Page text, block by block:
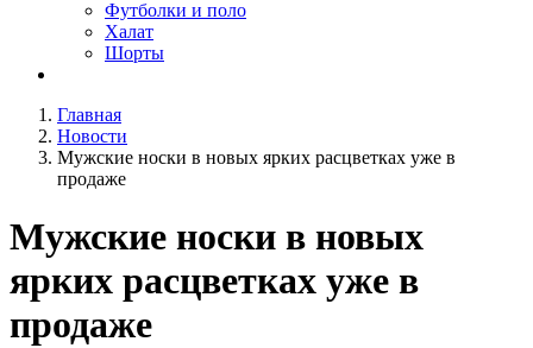
Футболки и поло
Халат
Шорты
Главная
Новости
Мужские носки в новых ярких расцветках уже в
продаже
Мужские носки в новых
ярких расцветках уже в
продаже